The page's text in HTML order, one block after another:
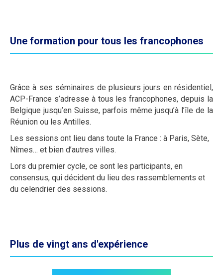
Une formation pour tous les francophones
Grâce à ses séminaires de plusieurs jours en résidentiel,
ACP-France s’adresse à tous les francophones, depuis la
Belgique jusqu’en Suisse, parfois même jusqu’à l’île de la
Réunion ou les Antilles.
Les sessions ont lieu dans toute la France : à Paris, Sète,
Nîmes… et bien d’autres villes.
Lors du premier cycle, ce sont les participants, en
consensus, qui décident du lieu des rassemblements et
du celendrier des sessions.
Plus de vingt ans d'expérience